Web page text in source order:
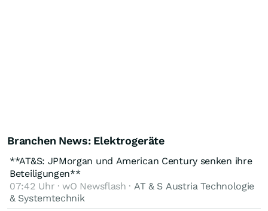
Branchen News: Elektrogeräte
**AT&S: JPMorgan und American Century senken ihre
Beteiligungen**
07:42 Uhr · wO Newsflash · AT & S Austria Technologie
& Systemtechnik